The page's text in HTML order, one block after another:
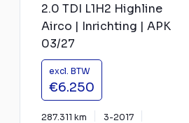
2.0 TDI L1H2 Highline
Airco | Inrichting | APK
03/27
excl. BTW
€6.250
287.311 km
3-2017